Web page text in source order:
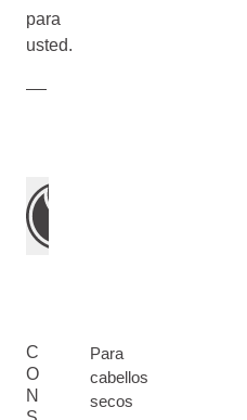
para
usted.
C
O
N
Para
cabellos
secos